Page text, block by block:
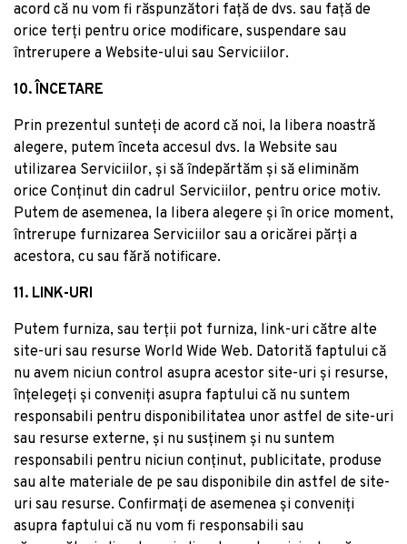
acord că nu vom fi răspunzători față de dvs. sau față de
orice terți pentru orice modificare, suspendare sau
întrerupere a Website-ului sau Serviciilor.
10. ÎNCETARE
Prin prezentul sunteți de acord că noi, la libera noastră
alegere, putem înceta accesul dvs. la Website sau
utilizarea Serviciilor, și să îndepărtăm și să eliminăm
orice Conținut din cadrul Serviciilor, pentru orice motiv.
Putem de asemenea, la libera alegere și în orice moment,
întrerupe furnizarea Serviciilor sau a oricărei părți a
acestora, cu sau fără notificare.
11. LINK-URI
Putem furniza, sau terții pot furniza, link-uri către alte
site-uri sau resurse World Wide Web. Datorită faptului că
nu avem niciun control asupra acestor site-uri și resurse,
înțelegeți și conveniți asupra faptului că nu suntem
responsabili pentru disponibilitatea unor astfel de site-uri
sau resurse externe, și nu susținem și nu suntem
responsabili pentru niciun conținut, publicitate, produse
sau alte materiale de pe sau disponibile din astfel de site-
uri sau resurse. Confirmați de asemenea și conveniți
asupra faptului că nu vom fi responsabili sau